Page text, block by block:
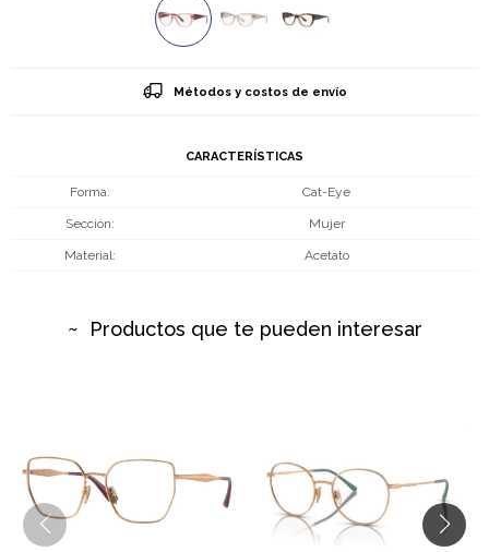
Métodos y costos de envío
CARACTERÍSTICAS
Forma Cat-Eye
Sección Mujer
Material Acetato
Productos que te pueden interesar